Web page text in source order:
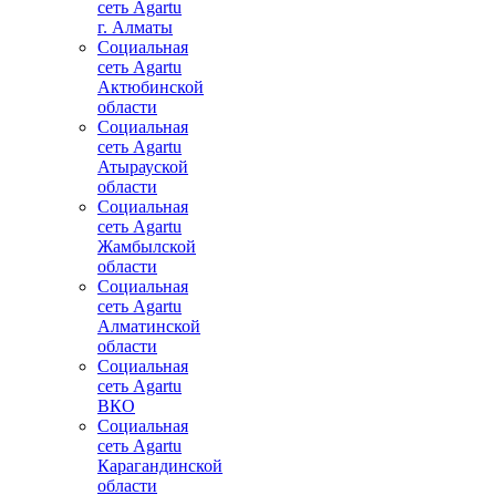
сеть Agartu
г. Алматы
Социальная
сеть Agartu
Актюбинской
области
Социальная
сеть Agartu
Атырауской
области
Социальная
сеть Agartu
Жамбылской
области
Социальная
сеть Agartu
Алматинской
области
Социальная
сеть Agartu
ВКО
Социальная
сеть Agartu
Карагандинской
области